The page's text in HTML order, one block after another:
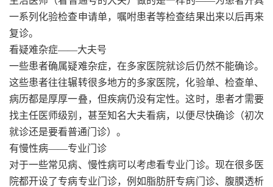
一系列化验检查申请单，嘱咐患者等检查结果出来以后再来
复诊。
看疑难杂症——大夫号
一些患者确属疑难杂症，在多家医院就诊后仍然不能确诊。
这些患者往往辗转很多地方的多家医院，化验单、检查单、
病历都是厚厚一叠，但疾病仍没有定性。这时，患者才需要
找主任医师级别，甚至知名大夫看病，以便尽快确诊（初次
就诊还是要看普通门诊）。
有慢性病——专业门诊
对于一些常见病、慢性病可以考虑看专业门诊。现在很多医
院都开设了专病专业门诊，例如脂肪肝专病门诊、腹膜透析